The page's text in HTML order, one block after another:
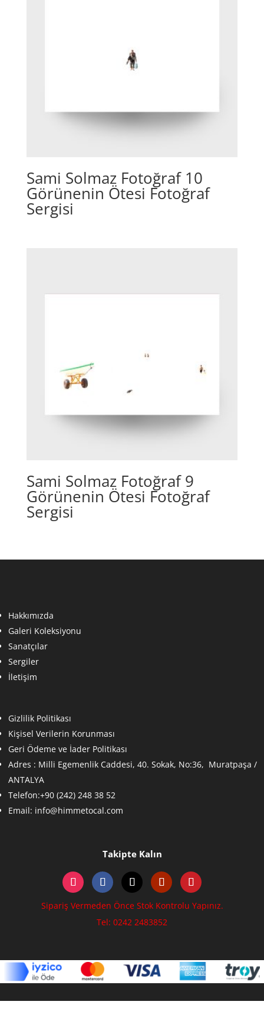
Sami Solmaz Fotoğraf 10
Görünenin Ötesi Fotoğraf
Sergisi
Sami Solmaz Fotoğraf 9
Görünenin Ötesi Fotoğraf
Sergisi
Hakkımızda
Galeri Koleksiyonu
Sanatçılar
Sergiler
İletişim
Gizlilik Politikası
Kişisel Verilerin Korunması
Geri Ödeme ve İader Politikası
Adres : Milli Egemenlik Caddesi, 40. Sokak, No:36, Muratpaşa /
ANTALYA
Telefon:+90 (242) 248 38 52
Email: info@himmetocal.com
Takipte Kalın
Sipariş Vermeden Önce Stok Kontrolu Yapınız.
Tel: 0242 2483852